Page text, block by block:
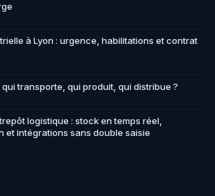
à Lyon : urgence, habilitations et contrat
qui transporte, qui produit, qui distribue ?
logistique : stock en temps réel,
et intégrations sans double saisie